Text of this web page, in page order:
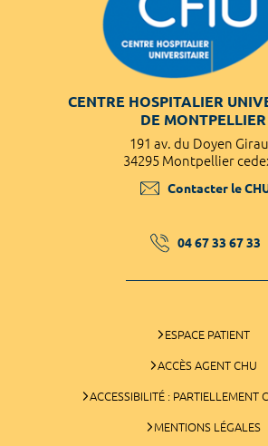
CENTRE HOSPITALIER
DE MONTPELLIER
191 av. du Doyen
34295 Montpellier
Contacter le
04 67 33 67 33
ESPACE PATIENT
ACCÈS AGENT CHU
ACCESSIBILITÉ : PARTIELLEMENT
MENTIONS LÉGALES